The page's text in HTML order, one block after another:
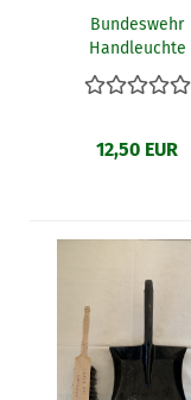
Bundeswehr
Handleuchte
ungebraucht
12,50 EUR